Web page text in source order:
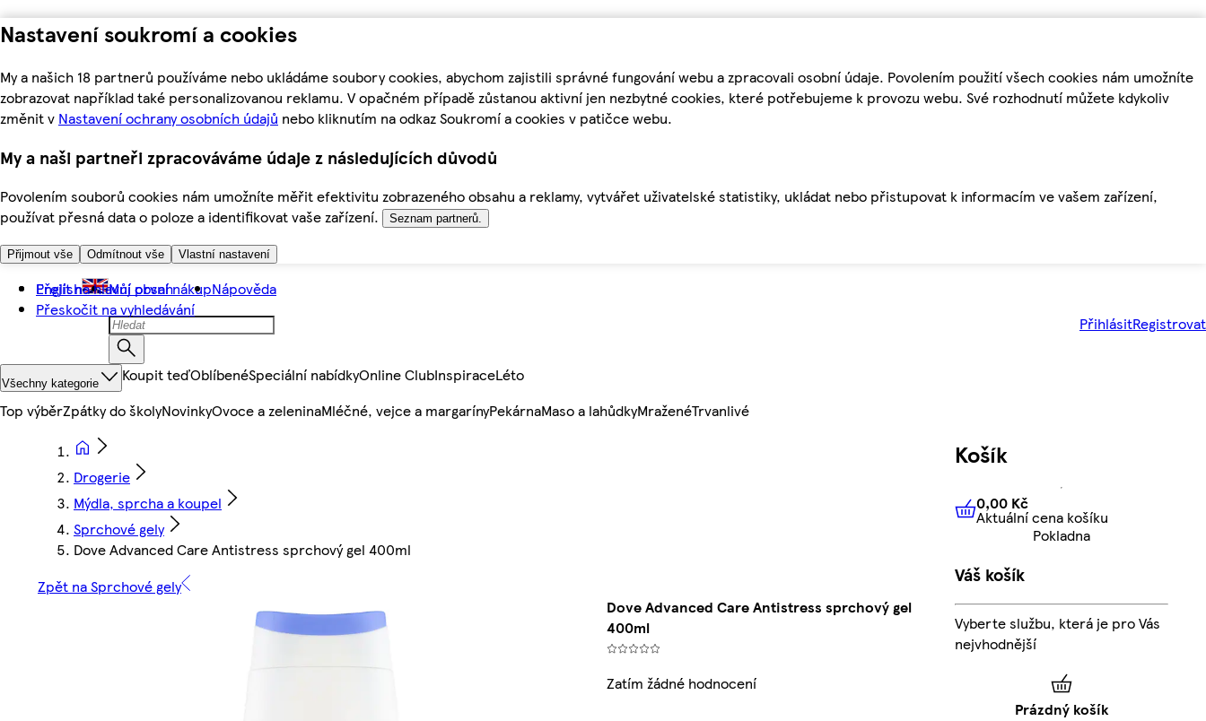
Nastavení soukromí a cookies
My a našich 18 partnerů používáme nebo ukládáme soubory cookies, abychom zajistili správné fungování webu a zpracovali osobní údaje. Povolením použití všech cookies nám umožníte
zobrazovat například také personalizovanou reklamu. V opačném případě zůstanou aktivní jen nezbytné cookies, které potřebujeme k provozu webu. Své rozhodnutí můžete kdykoliv
změnit v Nastavení ochrany osobních údajů nebo kliknutím na odkaz Soukromí a cookies v patičce webu.
My a naši partneři zpracováváme údaje z následujících důvodů
Povolením souborů cookies nám umožníte měřit efektivitu zobrazeného obsahu a reklamy, vytvářet uživatelské statistiky, ukládat nebo přistupovat k informacím ve vašem zařízení,
používat přesná data o poloze a identifikovat vaše zařízení.
Seznam partnerů.
Přijmout vše Odmítnout vše Vlastní nastavení
Přejít na hlavní obsah
Přeskočit na vyhledávání
English Můj první nákupNápověda
PřihlásitRegistrovat
Všechny kategorie Koupit teďOblíbenéSpeciální nabídkyOnline ClubInspiraceLéto
Top výběrZpátky do školyNovinkyOvoce a zeleninaMléčné, vejce a margarínyPekárnaMaso a lahůdkyMraženéTrvanlivé
Drogerie
Mýdla, sprcha a koupel
Sprchové gely
Dove Advanced Care Antistress sprchový gel 400ml
Zpět na Sprchové gely
Dove Advanced Care Antistress sprchový gel
400ml
Zatím žádné hodnocení
Košík
0,00 KčAktuální cena košíku
0,00 Kč
Aktuální cena košíku
Pokladna
Váš košík
Vyberte službu, která je pro Vás
nejvhodnější
Prázdný košík